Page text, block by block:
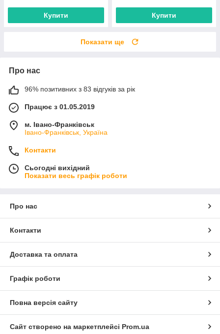
Купити Купити
Показати ще
Про нас
96% позитивних з 83 відгуків за рік
Працює з 01.05.2019
м. Івано-Франківськ
Івано-Франківськ, Україна
Контакти
Сьогодні вихідний
Показати весь графік роботи
Про нас
Контакти
Доставка та оплата
Графік роботи
Повна версія сайту
Сайт створено на маркетплейсі Prom.ua